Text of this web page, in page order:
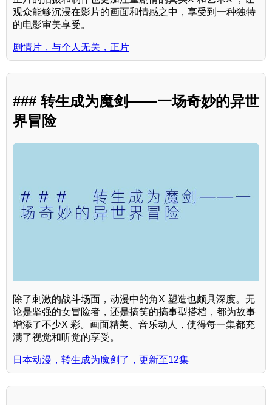
观众能够沉浸在影片的画面和情感之中，享受到一种独特
的电影审美享受。
剧情片，与个人无关，正片
### 转生成为魔剑——一场奇妙的异世
界冒险
除了刺激的战斗场面，动漫中的角X 塑造也颇具深度。无
论是坚强的女冒险者，还是搞笑的搞事型搭档，都为故事
增添了不少X 彩。画面精美、音乐动人，使得每一集都充
满了视觉和听觉的享受。
日本动漫，转生成为魔剑了，更新至12集